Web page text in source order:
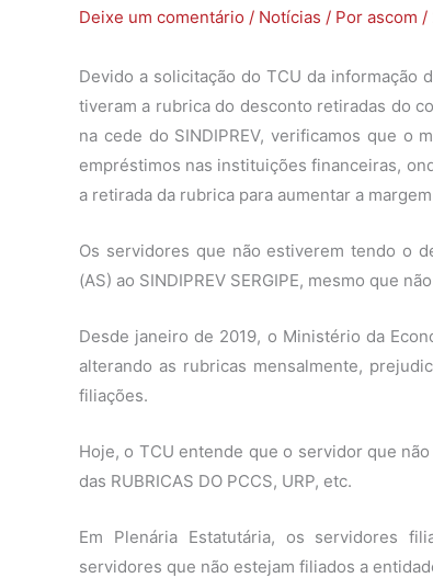
Deixe um comentário / Notícias / Por ascom /
Devido a solicitação do TCU da informação
tiveram a rubrica do desconto retiradas do
na cede do SINDIPREV, verificamos que o
empréstimos nas instituições financeiras,
a retirada da rubrica para aumentar a
Os servidores que não estiverem tendo o
(AS) ao SINDIPREV SERGIPE, mesmo que
Desde janeiro de 2019, o Ministério da
alterando as rubricas mensalmente,
filiações.
Hoje, o TCU entende que o servidor que não
das RUBRICAS DO PCCS, URP, etc.
Em Plenária Estatutária, os servidores
servidores que não estejam filiados a